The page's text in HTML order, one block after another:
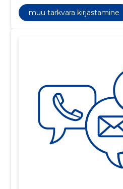
muu tarkvara kirjastamine